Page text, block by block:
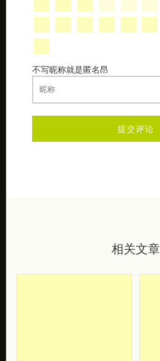
不写昵称就是匿名昂
相关文章